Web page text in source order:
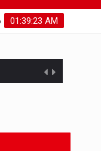
01:39:24 AM
one